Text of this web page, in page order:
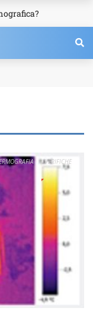
VERIFICHE